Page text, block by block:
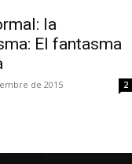
la
El fantasma
de 2015 2